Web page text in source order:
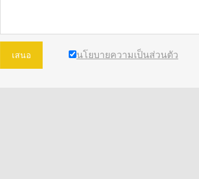
เสนอ นโยบายความเป็นส่วนตัว